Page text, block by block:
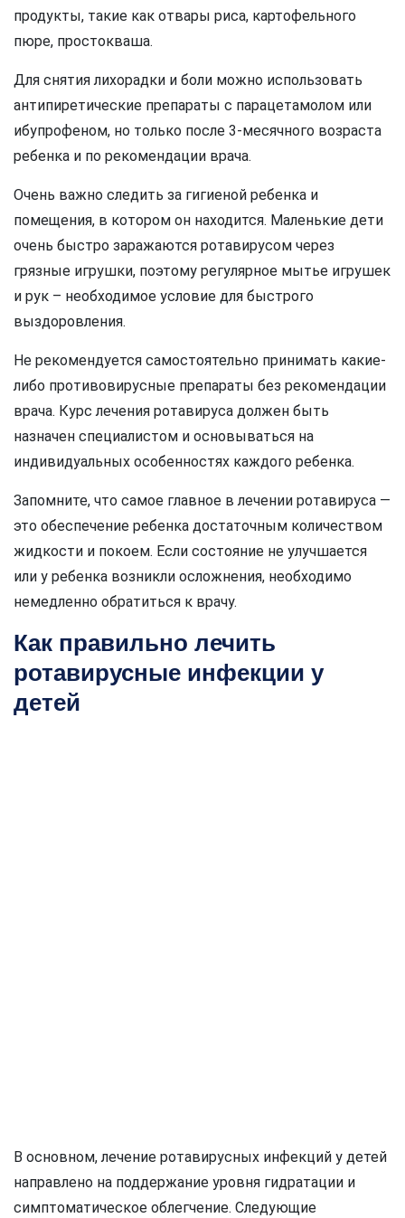
продукты, такие как отвары риса, картофельного
пюре, простокваша.
Для снятия лихорадки и боли можно использовать
антипиретические препараты с парацетамолом или
ибупрофеном, но только после 3-месячного возраста
ребенка и по рекомендации врача.
Очень важно следить за гигиеной ребенка и
помещения, в котором он находится. Маленькие дети
очень быстро заражаются ротавирусом через
грязные игрушки, поэтому регулярное мытье игрушек
и рук – необходимое условие для быстрого
выздоровления.
Не рекомендуется самостоятельно принимать какие-
либо противовирусные препараты без рекомендации
врача. Курс лечения ротавируса должен быть
назначен специалистом и основываться на
индивидуальных особенностях каждого ребенка.
Запомните, что самое главное в лечении ротавируса —
это обеспечение ребенка достаточным количеством
жидкости и покоем. Если состояние не улучшается
или у ребенка возникли осложнения, необходимо
немедленно обратиться к врачу.
Как правильно лечить
ротавирусные инфекции у
детей
В основном, лечение ротавирусных инфекций у детей
направлено на поддержание уровня гидратации и
симптоматическое облегчение. Следующие